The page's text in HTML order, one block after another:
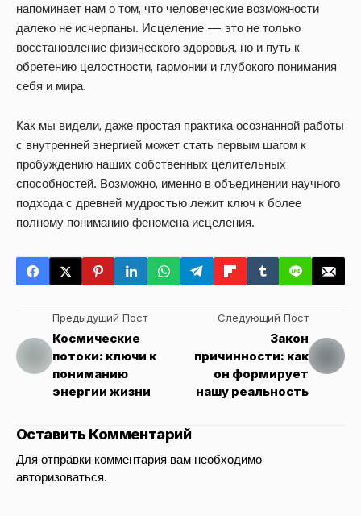
напоминает нам о том, что человеческие возможности
далеко не исчерпаны. Исцеление — это не только
восстановление физического здоровья, но и путь к
обретению целостности, гармонии и глубокого понимания
себя и мира.
Как мы видели, даже простая практика осознанной работы
с внутренней энергией может стать первым шагом к
пробуждению наших собственных целительных
способностей. Возможно, именно в объединении научного
подхода с древней мудростью лежит ключ к более
полному пониманию феномена исцеления.
Предыдущий Пост
Космические
потоки: ключи к
пониманию
энергии жизни
Следующий Пост
Закон
причинности: как
он формирует
нашу реальность
Оставить Комментарий
Для отправки комментария вам необходимо
авторизоваться.